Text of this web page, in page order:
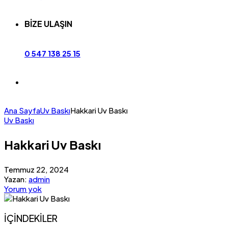
BİZE ULAŞIN
0 547 138 25 15
Ana SayfaUv BaskıHakkari Uv Baskı
Uv Baskı
Hakkari Uv Baskı
Temmuz 22, 2024
Yazan: admin
Yorum yok
İÇİNDEKİLER